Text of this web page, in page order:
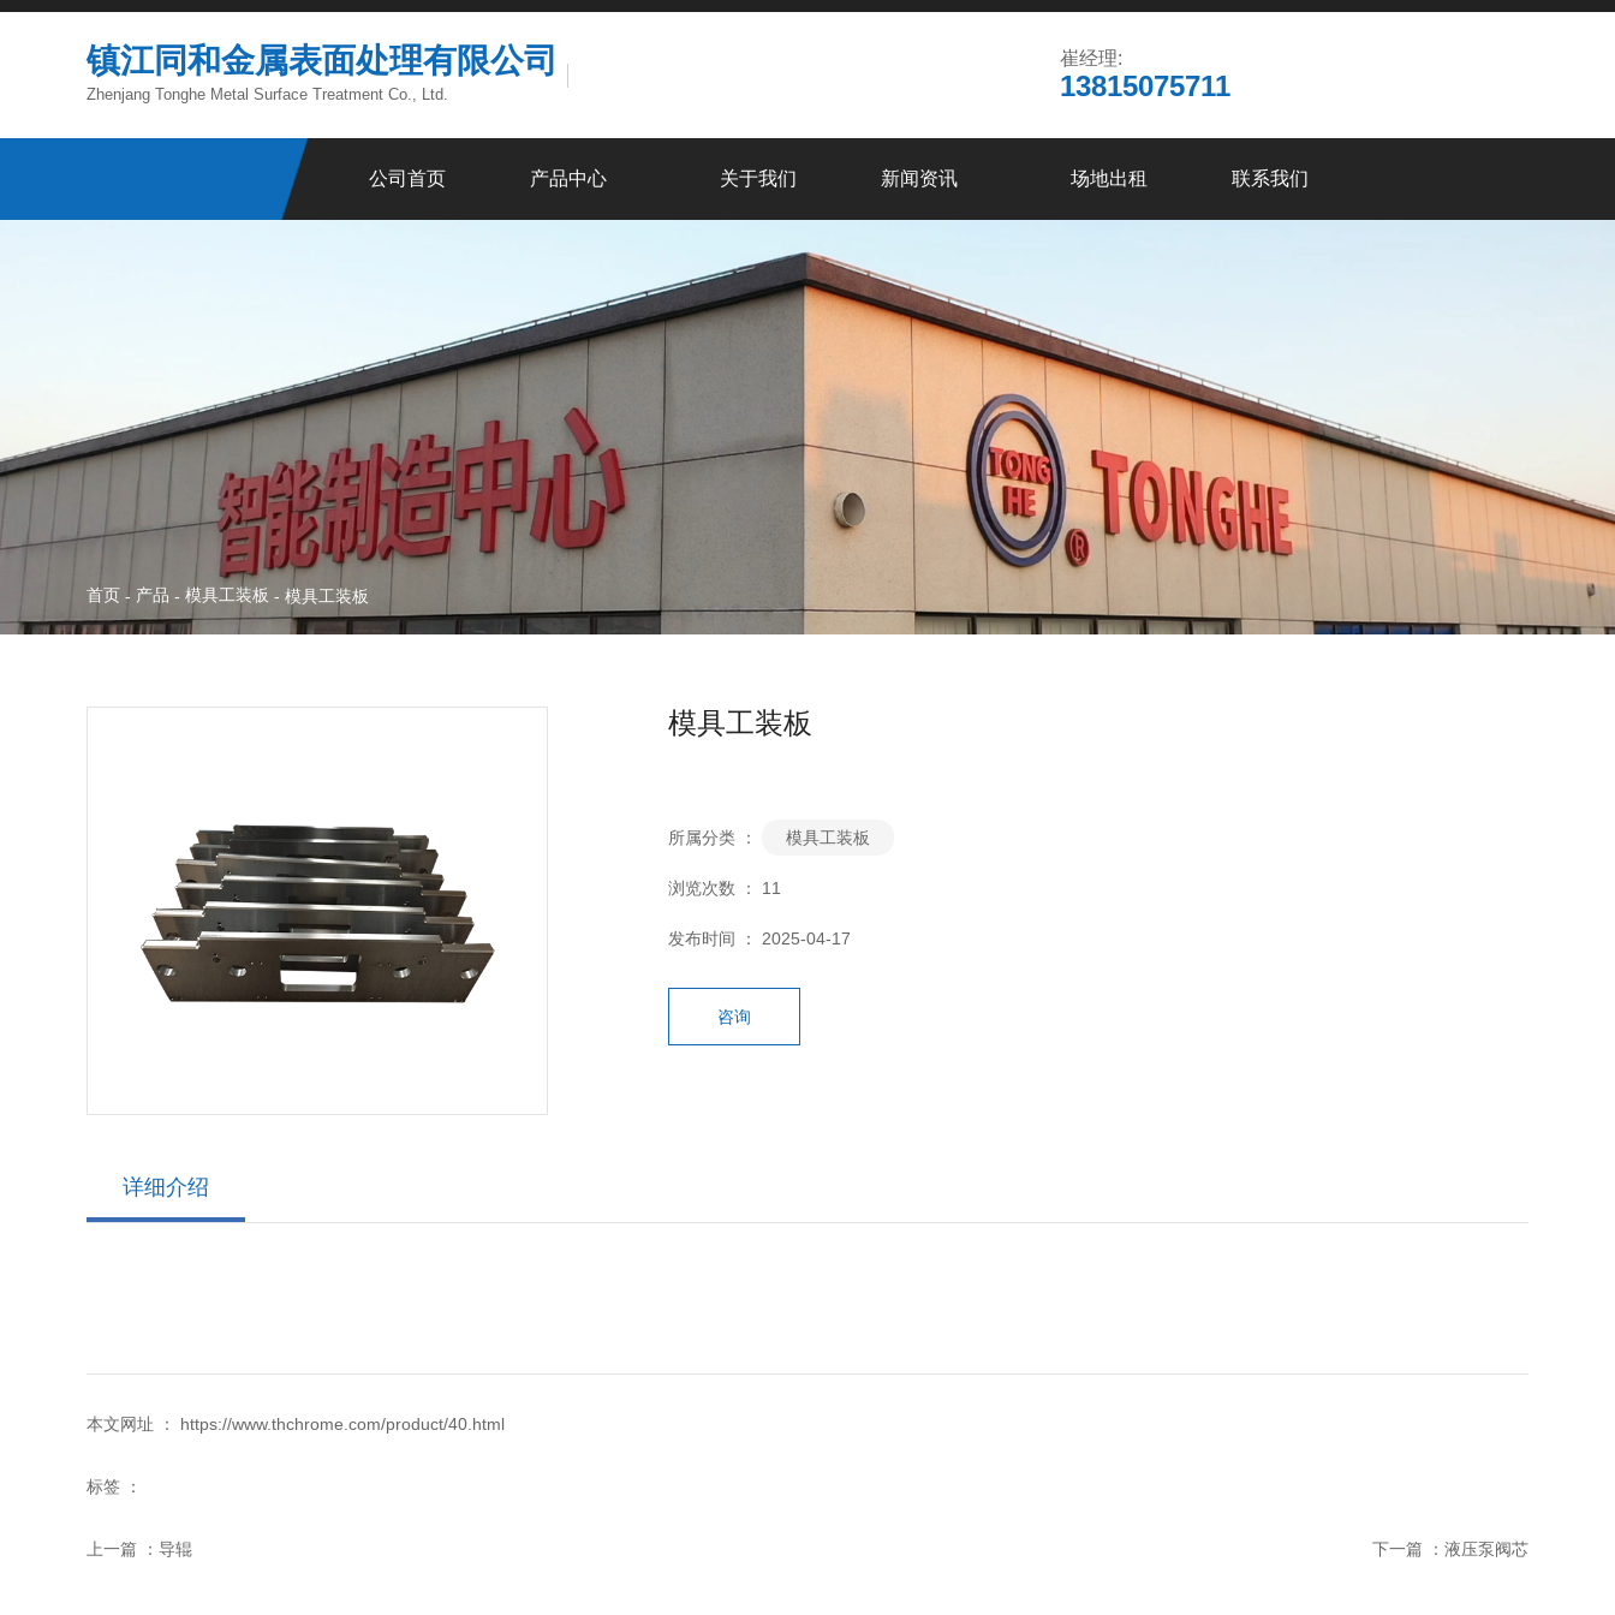
镇江同和金属表面处理有限公司
Zhenjang Tonghe Metal Surface Treatment Co., Ltd.
崔经理:
13815075711
公司首页 产品中心 关于我们 新闻资讯 场地出租 联系我们
首页 - 产品 - 模具工装板 - 模具工装板
模具工装板
所属分类 ： 模具工装板
浏览次数 ： 11
发布时间 ： 2025-04-17
咨询
详细介绍
本文网址 ： https://www.thchrome.com/product/40.html
标签 ：
上一篇 ： 导辊 下一篇 ： 液压泵阀芯